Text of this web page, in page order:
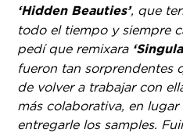
‘Hidden Beauties’, que
todo el tiempo y siempre
pedí que remixara
fueron tan sorprendentes
de volver a trabajar con
más colaborativa, en
entregarle los samples.